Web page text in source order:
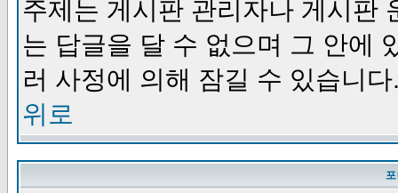
주제는 게시판 관리자나 게시판
는 답글을 달 수 없으며 그 안에
러 사정에 의해 잠길 수 있습니다
위로